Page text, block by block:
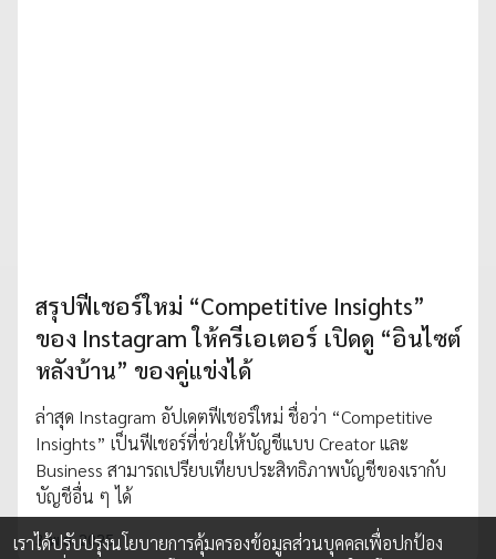
สรุปฟีเชอร์ใหม่ “Competitive Insights”
ของ Instagram ให้ครีเอเตอร์ เปิดดู “อินไซต์
หลังบ้าน” ของคู่แข่งได้
ล่าสุด Instagram อัปเดตฟีเชอร์ใหม่ ชื่อว่า “Competitive
Insights” เป็นฟีเชอร์ที่ช่วยให้บัญชีแบบ Creator และ
Business สามารถเปรียบเทียบประสิทธิภาพบัญชีของเรากับ
บัญชีอื่น ๆ ได้
3 พ.ย. 2025
เราได้ปรับปรุงนโยบายการคุ้มครองข้อมูลส่วนบุคคลเพื่อปกป้อง